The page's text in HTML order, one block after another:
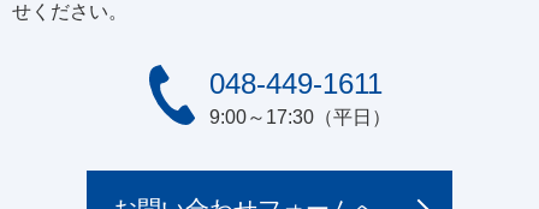
せください。
048-449-1611
9:00～17:30（平日）